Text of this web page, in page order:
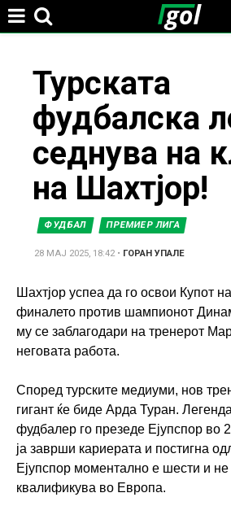
You
here
Турската
фудбалска
седнува на
на Шахтјор!
ФУДБАЛ ПРЕМИЕР ЛИГА
28 МАЈ 2025, 18:42• ГОРАН УПАЛЕ
Шахтјор успеа да го освои Купот
финалето против шампионот
му се заблагодари на тренерот
неговата работа.
Според турските медиуми, нов
гигант ќе биде Арда Туран.
фудбалер го презеде Ејупспор во
ја заврши кариерата и постигна
Ејупспор моментално е шести и
квалификува во Европа.